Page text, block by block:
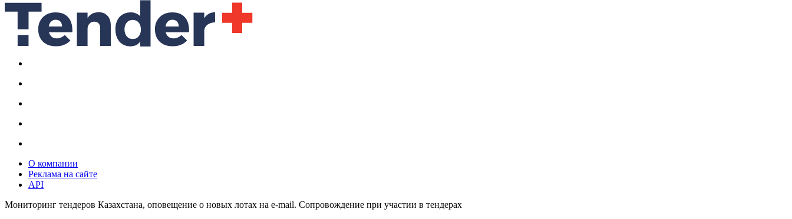
О компании
Реклама на сайте
API
Мониторинг тендеров Казахстана, оповещение о новых лотах на e-mail. Сопровождение при участии в тендерах